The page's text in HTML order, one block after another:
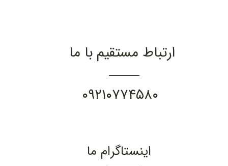
ارتباط مستقیم با ما
۰۹۲۱۰۷۷۴۵۸۰
اینستاگرام ما